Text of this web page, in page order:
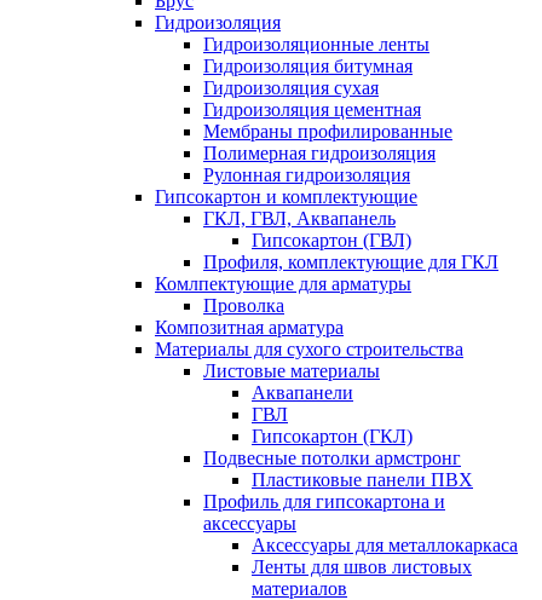
Гидроизоляция
Гидроизоляционные ленты
Гидроизоляция битумная
Гидроизоляция сухая
Гидроизоляция цементная
Мембраны профилированные
Полимерная гидроизоляция
Рулонная гидроизоляция
Гипсокартон и комплектующие
ГКЛ, ГВЛ, Аквапанель
Гипсокартон (ГВЛ)
Профиля, комплектующие для ГКЛ
Комлпектующие для арматуры
Проволка
Композитная арматура
Материалы для сухого строительства
Листовые материалы
Аквапанели
ГВЛ
Гипсокартон (ГКЛ)
Подвесные потолки армстронг
Пластиковые панели ПВХ
Профиль для гипсокартона и
аксессуары
Аксессуары для металлокаркаса
Ленты для швов листовых
материалов